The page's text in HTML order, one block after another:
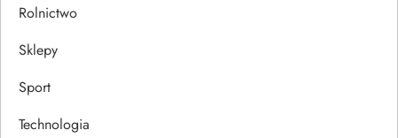
Rolnictwo
Sklepy
Sport
Technologia